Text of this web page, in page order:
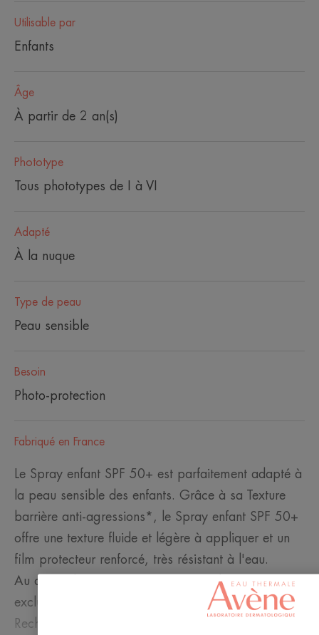
Utilisable par
Enfants
Âge
À partir de 2 an(s)
Phototype
Tous phototypes de I à VI
Adapté
À la nuque
Type de peau
Peau sensible
Besoin
Photo-protection
Fabriqué en France
Le Spray enfant SPF 50+ est parfaitement adapté à
la peau sensible des enfants. Grâce à sa Texture
barrière anti-agressions*, le Spray enfant SPF 50+
offre une texture fluide et légère à appliquer et un
film protecteur renforcé, très résistant à l'eau.
Au coeur du Spray enfant SPF 50+, l'association
exclusive Sunsitive® protection, issue de la
Recherche Pierre Fabre et composée :